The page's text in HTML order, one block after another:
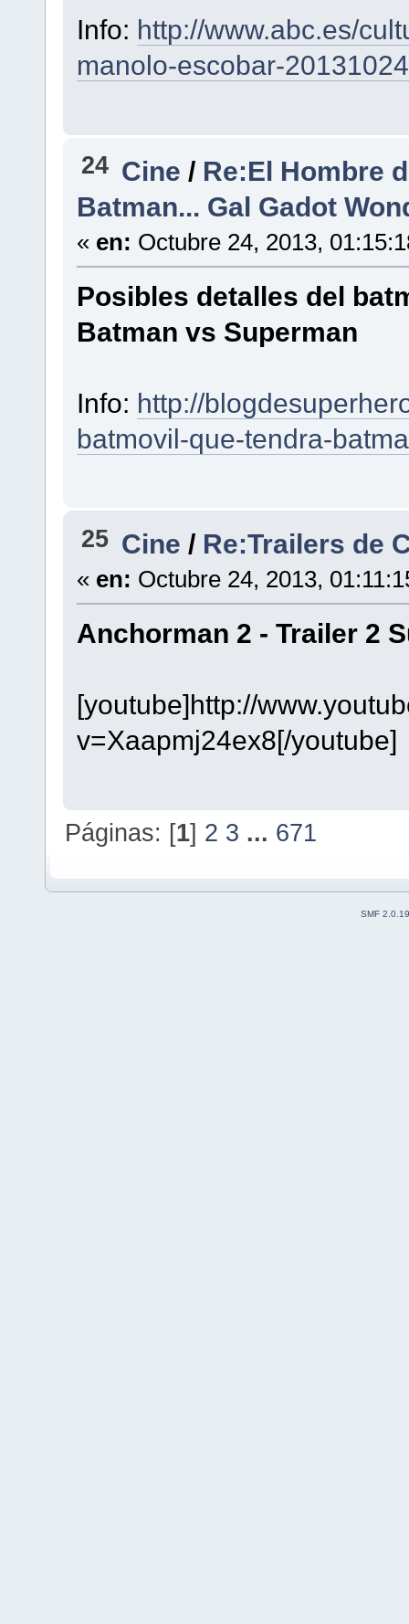
Info: http://www.abc.es/
manolo-escobar-
24 Cine/ Re:El Hombre
Batman... Gal Gadot
« en: Octubre 24, 2013,
Posibles detalles del
Batman vs Superman
Info: http://
batmovil-que-tendra-
25 Cine/ Re:Trailers de
« en: Octubre 24, 2013,
Anchorman 2 - Trailer 2
[youtube]http://
v=Xaapmj24ex8[/youtube]
Páginas: [1] 2 3 ... 671
SMF 2.0.19